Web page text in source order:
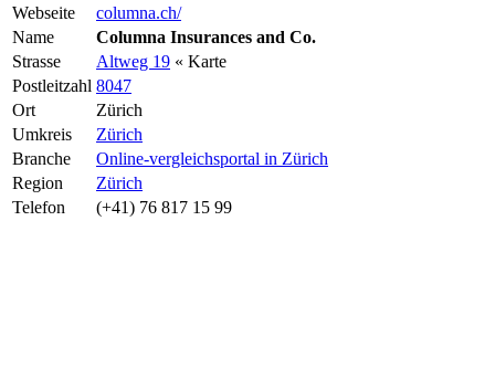
Webseite
columna.ch/
Name
Columna Insurances and Co.
Strasse
Altweg 19 « Karte
Postleitzahl 8047
Ort
Zürich
Umkreis
Zürich
Branche
Online-vergleichsportal in Zürich
Region
Zürich
Telefon
(+41) 76 817 15 99